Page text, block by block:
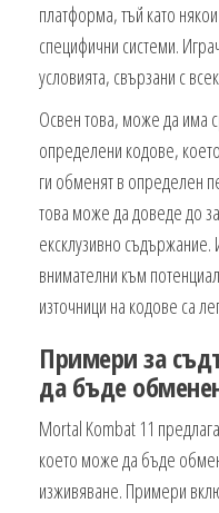
платформа, тъй като
специфични системи.
условията, свързани с
Освен това, може да има
определени кодове,
ги обменят в определен
това може да доведе до
ексклузивно
внимателни към
източници на кодове са
Примери за
да бъде
Mortal Kombat 11
което може да бъде
изживяване. Примери